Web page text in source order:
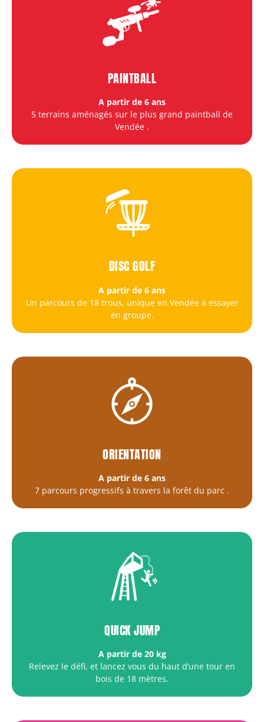
PAINTBALL
A partir de 6 ans
5 terrains aménagés sur le plus grand paintball de
Vendée .
DISC GOLF
A partir de 6 ans
Un parcours de 18 trous, unique en Vendée à essayer
en groupe.
ORIENTATION
A partir de 6 ans
7 parcours progressifs à travers la forêt du parc .
QUICK JUMP
A partir de 20 kg
Relevez le défi, et lancez vous du haut d’une tour en
bois de 18 mètres.